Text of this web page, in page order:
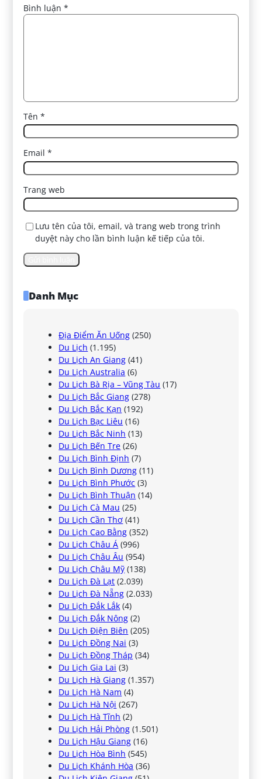
Bình luận*
Tên*
Email*
Trang web
Lưu tên của tôi, email, và trang web trong trình
duyệt này cho lần bình luận kế tiếp của tôi.
Danh Mục
Địa Điểm Ăn Uống (250)
Du Lịch (1.195)
Du Lịch An Giang (41)
Du Lịch Australia (6)
Du Lịch Bà Rịa – Vũng Tàu (17)
Du Lịch Bắc Giang (278)
Du Lịch Bắc Kạn (192)
Du Lịch Bạc Liêu (16)
Du Lịch Bắc Ninh (13)
Du Lịch Bến Tre (26)
Du Lịch Bình Định (7)
Du Lịch Bình Dương (11)
Du Lịch Bình Phước (3)
Du Lịch Bình Thuận (14)
Du Lịch Cà Mau (25)
Du Lịch Cần Thơ (41)
Du Lịch Cao Bằng (352)
Du Lịch Châu Á (996)
Du Lịch Châu Âu (954)
Du Lịch Châu Mỹ (138)
Du Lịch Đà Lạt (2.039)
Du Lịch Đà Nẵng (2.033)
Du Lịch Đắk Lắk (4)
Du Lịch Đắk Nông (2)
Du Lịch Điện Biên (205)
Du Lịch Đồng Nai (3)
Du Lịch Đồng Tháp (34)
Du Lịch Gia Lai (3)
Du Lịch Hà Giang (1.357)
Du Lịch Hà Nam (4)
Du Lịch Hà Nội (267)
Du Lịch Hà Tĩnh (2)
Du Lịch Hải Phòng (1.501)
Du Lịch Hậu Giang (16)
Du Lịch Hòa Bình (545)
Du Lịch Khánh Hòa (36)